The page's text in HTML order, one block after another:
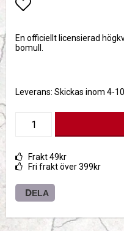
En officiellt licensierad
bomull.
Leverans: Skickas inom 4-
Frakt 49kr
Fri frakt över 399kr
DELA